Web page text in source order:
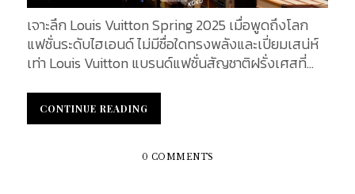
เอกลักษณ์ อันยากที่จะลอกเลียนแบบได้ ต่อไปนี้คือ
คุณสมบัติเด่นบางประการที่ทำให้กระเป๋า Chanel วิน
เทจของแท้ แตกต่างจากกระเป๋าของปลอมอย่างสิ้นเชิง
1. The Quilted Leather Design : ดีไซน์ลายข้าวหลามตัด
นวม หนึ่งในคุณสมบัติที่เป็นที่รู้จักมากที่สุดของกระเป๋า
Chanel คือดีไซน์หนังลายนวมลายเพชร ซึ่ง Coco
Chanel เป็นคนคิดค้นและออกแบบเอง โดยได้รับแรง
บันดาลใจมาจากแจ๊กเก็ตที่นักขี่ม้าสวมใส่ การออกแบบ
เจาะลึก Louis Vuitton Spring 2025 เมื่อพูดถึงโลก
แฟชั่นระดับไฮเอนด์ ไม่มีชื่อใดทรงพลังและเปี่ยมเสน่ห์
เท่า Louis Vuitton แบรนด์แฟชั่นสัญชาติฝรั่งเศสที่
ได้อย่างไร้รอยต่อ สำหรับคอลเล็กชั่น Spring/Summer
2025 นี้ Louis Vuitton ได้เผยโฉมงานออกแบบที่
สร้างสรรค์คนสำคัญ Nicolas Ghesquière ผู้อยู่เบื้อง
CONTINUE READING
CONTINUE READING
0 COMMENTS